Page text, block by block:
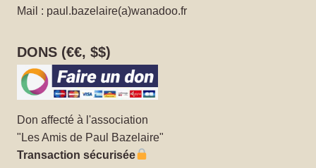
Mail : paul.bazelaire(a)wanadoo.fr
DONS (€€, $$)
Don affecté à l'association
"Les Amis de Paul Bazelaire"
Transaction sécurisée